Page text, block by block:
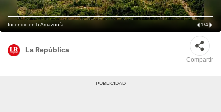
Incendio en la Amazonía 1/4
La República
Compartir